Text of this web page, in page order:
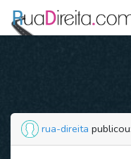
rua-direita